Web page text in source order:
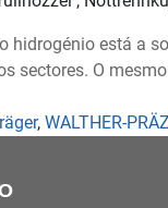
está a
sectores. O
, WALTHER-